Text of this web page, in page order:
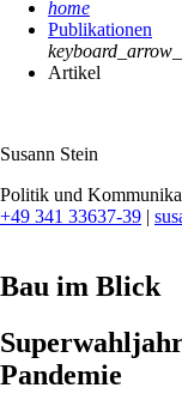
home
Publikationen
Artikel
Susann Stein
Politik und
+49 341 33637-39 |
Bau im Blick
Pandemie